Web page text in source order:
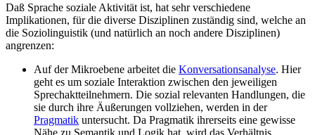
Daß Sprache soziale Aktivität ist, hat sehr verschiedene
Implikationen, für die diverse Disziplinen zuständig sind, welche an
die Soziolinguistik (und natürlich an noch andere Disziplinen)
angrenzen:
Auf der Mikroebene arbeitet die Konversationsanalyse. Hier
geht es um soziale Interaktion zwischen den jeweiligen
Sprechaktteilnehmern. Die sozial relevanten Handlungen, die
sie durch ihre Äußerungen vollziehen, werden in der
Pragmatik untersucht. Da Pragmatik ihrerseits eine gewisse
Nähe zu Semantik und Logik hat, wird das Verhältnis